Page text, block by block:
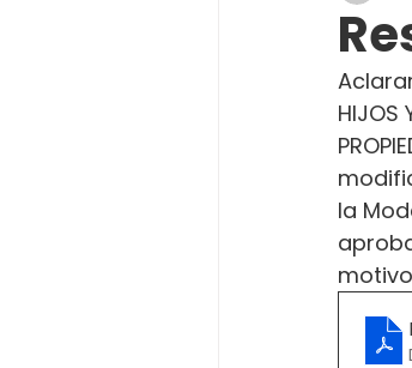
HIJOS
la